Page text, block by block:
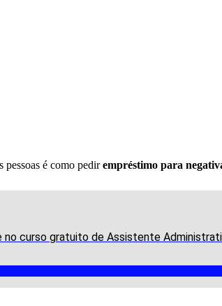
pessoas é como pedirempréstimo para
curso gratuito de Assistente